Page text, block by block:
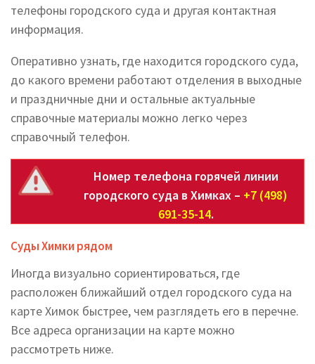
телефоны городского суда и другая контактная
информация.
Оперативно узнать, где находится городского суда,
до какого времени работают отделения в выходные
и праздничные дни и остальные актуальные
справочные материалы можно легко через
справочный телефон.
Номер телефона горячей линии
городского суда в Химках – +7 (498)
691-35-14.
Суды Химки рядом
Иногда визуально сориентироваться, где
расположен ближайший отдел городского суда на
карте Химок быстрее, чем разглядеть его в перечне.
Все адреса организации на карте можно
рассмотреть ниже.